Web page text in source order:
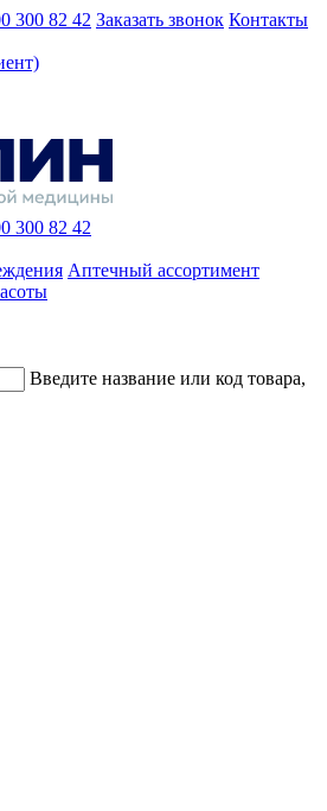
300 82 42 Заказать звонок Контакты
300 82 42
Аптечный ассортимент
Введите название или код товара,